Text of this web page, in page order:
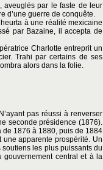
aveuglés par le faste de leur
d’une guerre de conquête.
à une réalité mexicaine
par Bazaine, il accepta de
Charlotte entreprit un
Trahi par certains de ses
alors dans la folie.
pas réussi à renverser
seconde présidence (1876).
de 1876 à 1880, puis de 1884
apparente prospérité. Un
soutiens les plus puissants du
gouvernement central et à la